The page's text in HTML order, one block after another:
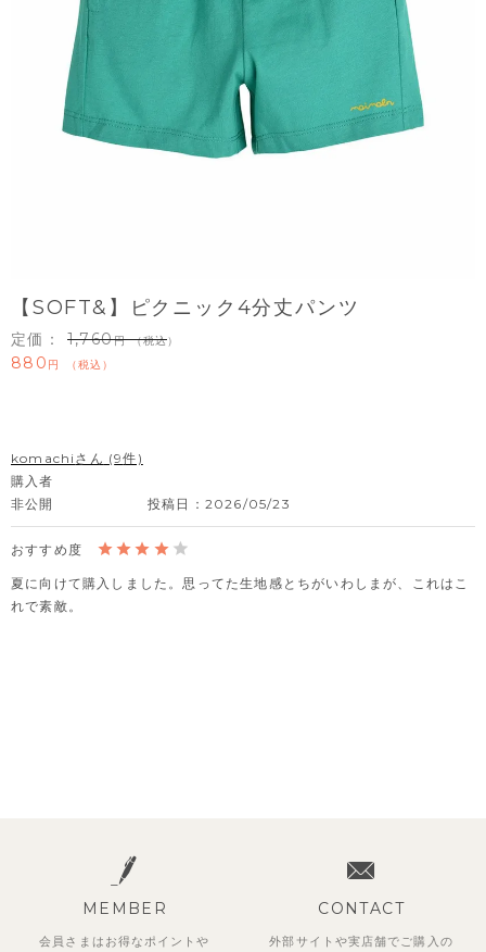
【SOFT&】ピクニック4分丈パンツ
定価： 1,760 （税込）
880 税込
komachi
9
購入者
非公開
投稿日 2026/05/23
夏に向けて購入しました。思ってた生地感とちがいわしまが、これはこ
れで素敵。
MEMBER
会員さまはお得なポイントや
CONTACT
外部サイトや実店舗でご購入の